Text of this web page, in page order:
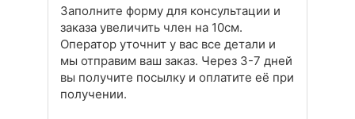
Заполните форму для консультации и
заказа увеличить член на 10см.
Оператор уточнит у вас все детали и
мы отправим ваш заказ. Через 3-7 дней
вы получите посылку и оплатите её при
получении.